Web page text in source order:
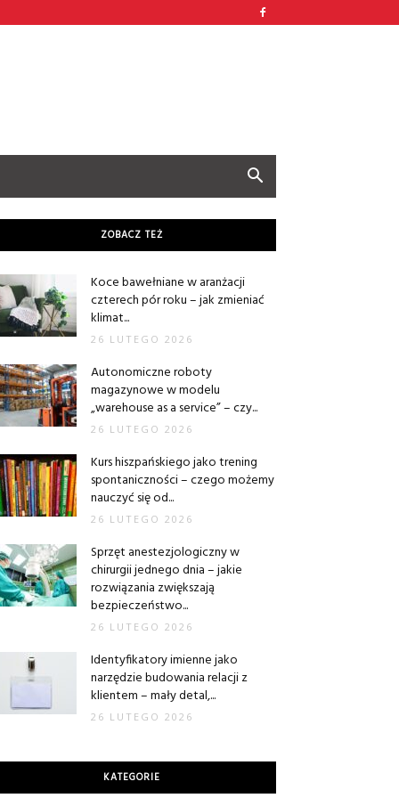
ZOBACZ TEŻ
Koce bawełniane w aranżacji
czterech pór roku – jak zmieniać
klimat...
26 LUTEGO 2026
Autonomiczne roboty
magazynowe w modelu
„warehouse as a service” – czy...
26 LUTEGO 2026
Kurs hiszpańskiego jako trening
spontaniczności – czego możemy
nauczyć się od...
26 LUTEGO 2026
Sprzęt anestezjologiczny w
chirurgii jednego dnia – jakie
rozwiązania zwiększają
bezpieczeństwo...
26 LUTEGO 2026
Identyfikatory imienne jako
narzędzie budowania relacji z
klientem – mały detal,...
26 LUTEGO 2026
KATEGORIE